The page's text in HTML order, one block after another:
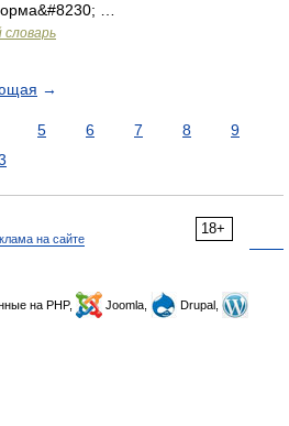
…
словарь
→
5 6 7 8
9
18+
на сайте
на PHP, Joomla,
Drupal,